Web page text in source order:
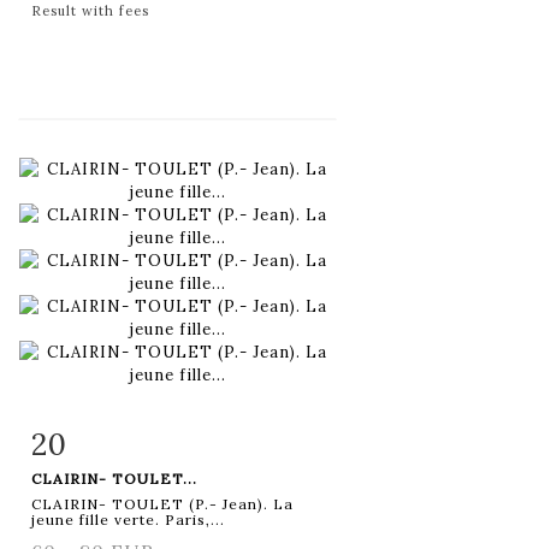
Result with fees
Item detail
20
CLAIRIN- TOULET...
CLAIRIN- TOULET (P.- Jean). La
jeune fille verte. Paris,...